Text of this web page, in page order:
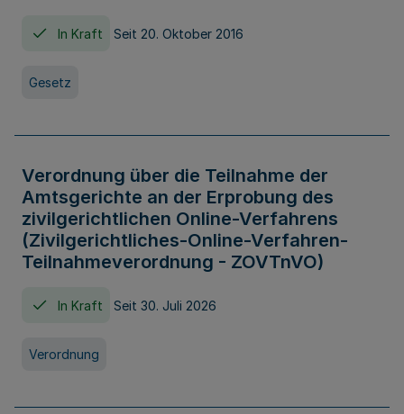
In Kraft Seit 20. Oktober 2016
Gesetz
Verordnung über die Teilnahme der
Amtsgerichte an der Erprobung des
zivilgerichtlichen Online-Verfahrens
(Zivilgerichtliches-Online-Verfahren-
Teilnahmeverordnung - ZOVTnVO)
In Kraft Seit 30. Juli 2026
Verordnung